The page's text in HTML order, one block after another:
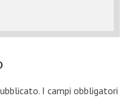
I campi obbligatori